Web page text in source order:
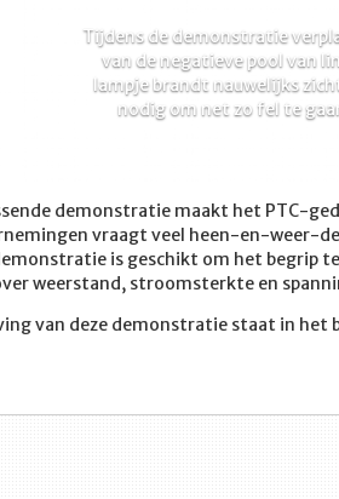
Tijdens de demonstratie
van de negatieve pool van
lampje brandt nauwelijks
nodig om net zo fel te
demonstratie maakt het PTC-
vraagt veel heen-en-weer-
is geschikt om het begrip
weerstand, stroomsterkte en
van deze demonstratie staat in het